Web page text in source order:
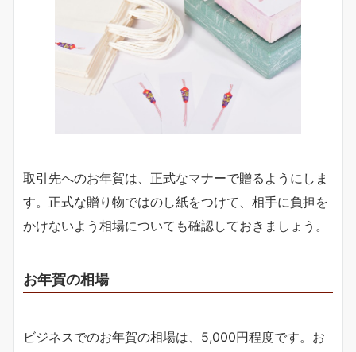
取引先へのお年賀は、正式なマナーで贈るようにしま
す。正式な贈り物ではのし紙をつけて、相手に負担を
かけないよう相場についても確認しておきましょう。
お年賀の相場
ビジネスでのお年賀の相場は、5,000円程度です。お